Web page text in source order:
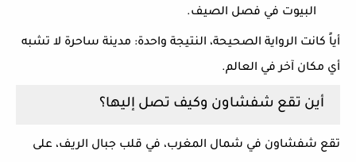
البيوت في فصل الصيف.
أياً كانت الرواية الصحيحة، النتيجة واحدة: مدينة ساحرة لا تشبه
أي مكان آخر في العالم.
أين تقع شفشاون وكيف تصل إليها؟
تقع شفشاون في شمال المغرب، في قلب جبال الريف، على